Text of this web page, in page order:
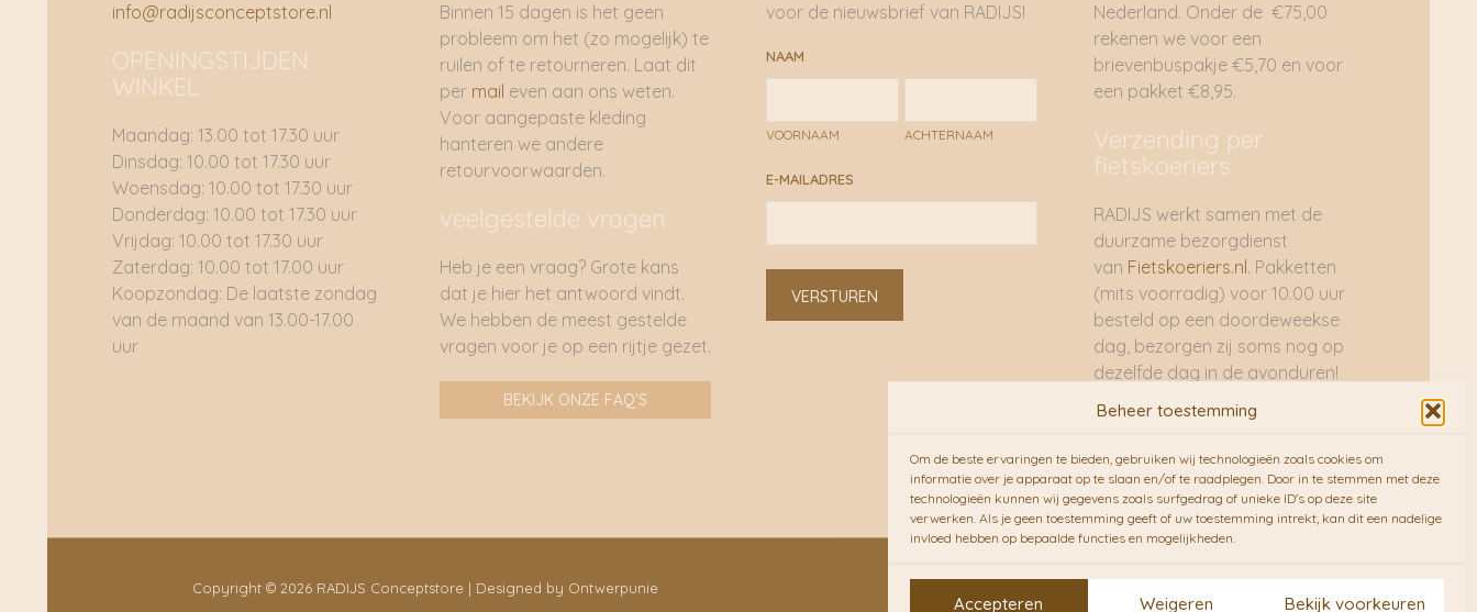
Beheer toestemming
Om de beste ervaringen te bieden, gebruiken wij technologieën zoals cookies om
informatie over je apparaat op te slaan en/of te raadplegen. Door in te stemmen met deze
technologieën kunnen wij gegevens zoals surfgedrag of unieke ID's op deze site
verwerken. Als je geen toestemming geeft of uw toestemming intrekt, kan dit een nadelige
invloed hebben op bepaalde functies en mogelijkheden.
Accepteren Weigeren Bekijk voorkeuren
info@radijsconceptstore.nl
OPENINGSTIJDEN
WINKEL
Maandag: 13.00 tot 17.30 uur
Dinsdag: 10.00 tot 17.30 uur
Woensdag: 10.00 tot 17.30 uur
Donderdag: 10.00 tot 17.30 uur
Vrijdag: 10.00 tot 17.30 uur
Zaterdag: 10.00 tot 17.00 uur
Koopzondag: De laatste zondag
van de maand van 13.00-17.00
uur
Binnen 15 dagen is het geen
probleem om het (zo mogelijk) te
ruilen of te retourneren. Laat dit
permail even aan ons weten.
Voor aangepaste kleding
hanteren we andere
retourvoorwaarden.
veelgestelde vragen
Heb je een vraag? Grote kans
dat je hier het antwoord vindt.
We hebben de meest gestelde
vragen voor je op een rijtje gezet.
BEKIJK ONZE FAQ'S
voor de nieuwsbrief van RADIJS!
NAAM
VOORNAAM ACHTERNAAM
E-MAILADRES
VERSTUREN
Nederland. Onder de €75,00
rekenen we voor een
brievenbuspakje €5,70 en voor
een pakket €8,95.
Verzending per
fietskoeriers
RADIJS werkt samen met de
duurzame bezorgdienst
van Fietskoeriers.nl . Pakketten
(mits voorradig) voor 10.00 uur
besteld op een doordeweekse
dag, bezorgen zij soms nog op
dezelfde dag in de avonduren!
Brievenbuspakjes de volgende
dag. En waar mogelijk ook echt
op de fiets!!
Copyright © 2026 RADIJS Conceptstore | Designed by Ontwerpunie